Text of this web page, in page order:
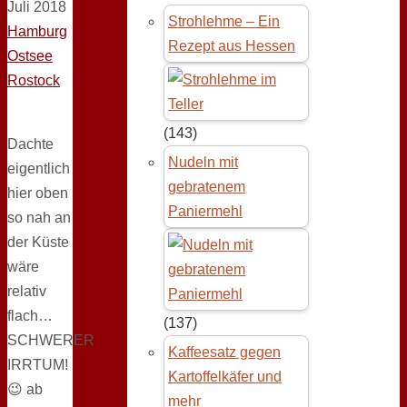
Juli 2018
Hamburg
Ostsee
Rostock
Dachte
eigentlich
hier oben
so nah an
der Küste
wäre
relativ
flach…
SCHWERER
IRRTUM!
😉 ab
Strohlehme – Ein
Rezept aus Hessen
(143)
Nudeln mit
gebratenem
Paniermehl
(137)
Kaffeesatz gegen
Kartoffelkäfer und
mehr